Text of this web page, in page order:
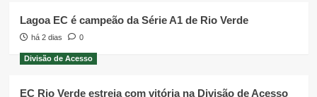
Lagoa EC é campeão da Série A1 de Rio Verde
há 2 dias 0
Divisão de Acesso
EC Rio Verde estreia com vitória na Divisão de Acesso